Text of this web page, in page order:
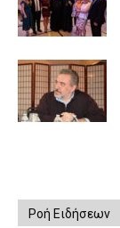
Ροή Ειδήσεων